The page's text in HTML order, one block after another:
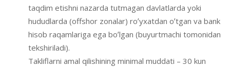
taqdim etishni nazarda tutmagan davlatlarda yoki
hududlarda (offshor zonalar) roʼyxatdan oʼtgan va bank
hisob raqamlariga ega boʼlgan (buyurtmachi tomonidan
tekshiriladi).
Takliflarni amal qilishining minimal muddati – 30 kun